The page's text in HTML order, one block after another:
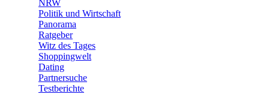
NRW
Politik und Wirtschaft
Panorama
Ratgeber
Witz des Tages
Shoppingwelt
Dating
Partnersuche
Testberichte